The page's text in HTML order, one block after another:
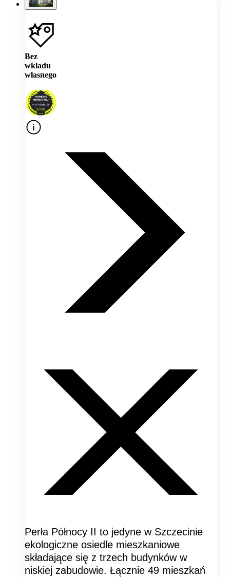
Bez
wkładu
własnego
Perła Północy II to jedyne w Szczecinie
ekologiczne osiedle mieszkaniowe
składające się z trzech budynków w
niskiej zabudowie. Łącznie 49 mieszkań